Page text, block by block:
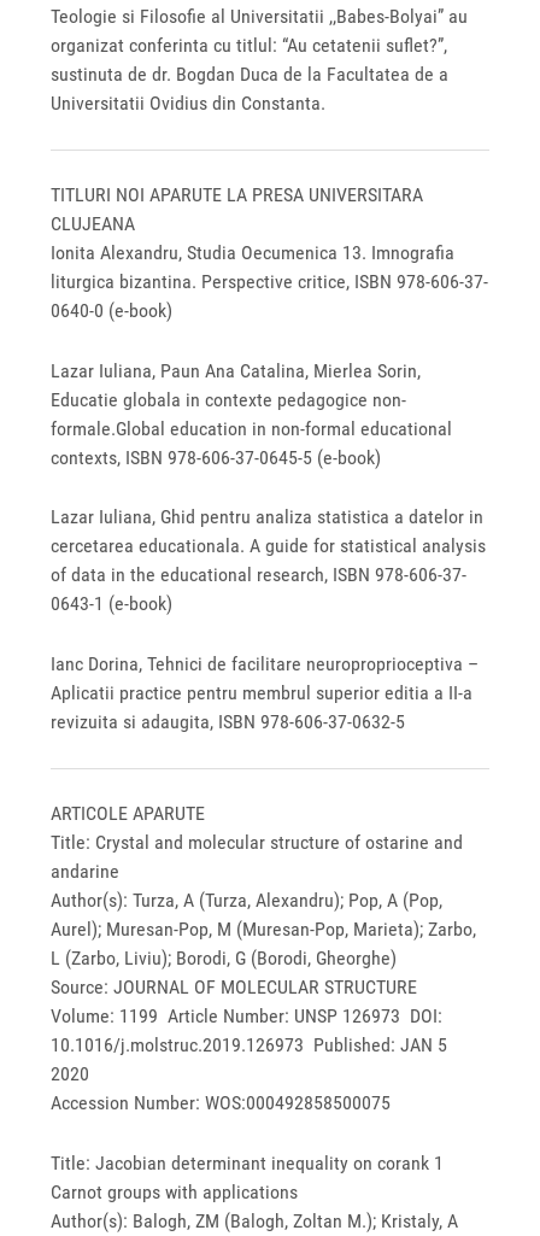
Teologie si Filosofie al Universitatii ,,Babes-Bolyai” au
organizat conferinta cu titlul: “Au cetatenii suflet?”,
sustinuta de dr. Bogdan Duca de la Facultatea de a
Universitatii Ovidius din Constanta.
TITLURI NOI APARUTE LA PRESA UNIVERSITARA
CLUJEANA
Ionita Alexandru, Studia Oecumenica 13. Imnografia
liturgica bizantina. Perspective critice, ISBN 978-606-37-
0640-0 (e-book)
Lazar Iuliana, Paun Ana Catalina, Mierlea Sorin,
Educatie globala in contexte pedagogice non‐
formale.Global education in non‐formal educational
contexts, ISBN 978‐606‐37‐0645‐5 (e-book)
Lazar Iuliana, Ghid pentru analiza statistica a datelor in
cercetarea educationala. A guide for statistical analysis
of data in the educational research, ISBN 978‐606‐37‐
0643‐1 (e-book)
Ianc Dorina, Tehnici de facilitare neuroproprioceptiva –
Aplicatii practice pentru membrul superior editia a II-a
revizuita si adaugita, ISBN 978-606-37-0632-5
ARTICOLE APARUTE
Title: Crystal and molecular structure of ostarine and
andarine
Author(s): Turza, A (Turza, Alexandru); Pop, A (Pop,
Aurel); Muresan-Pop, M (Muresan-Pop, Marieta); Zarbo,
L (Zarbo, Liviu); Borodi, G (Borodi, Gheorghe)
Source: JOURNAL OF MOLECULAR STRUCTURE
Volume: 1199 Article Number: UNSP 126973 DOI:
10.1016/j.molstruc.2019.126973 Published: JAN 5
2020
Accession Number: WOS:000492858500075
Title: Jacobian determinant inequality on corank 1
Carnot groups with applications
Author(s): Balogh, ZM (Balogh, Zoltan M.); Kristaly, A